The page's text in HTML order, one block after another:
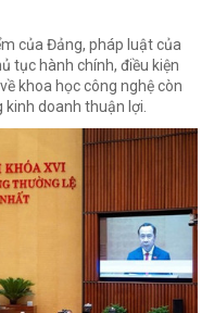
của Đảng, pháp luật của
tục hành chính, điều kiện
khoa học công nghệ còn
doanh thuận lợi.